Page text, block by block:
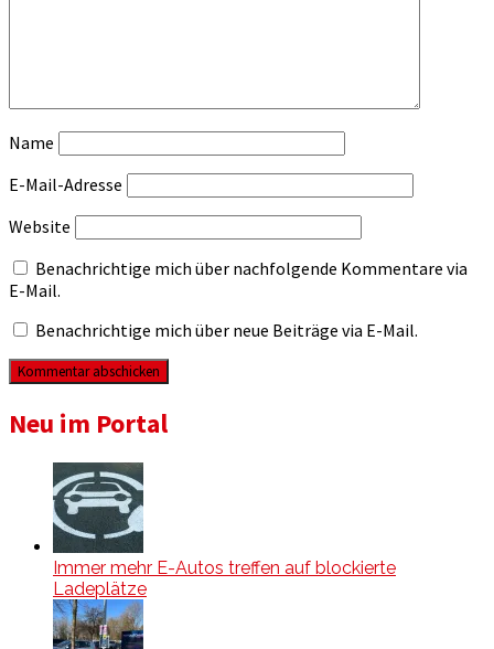
Name
E-Mail-Adresse
Website
Benachrichtige mich über nachfolgende Kommentare via
E-Mail.
Benachrichtige mich über neue Beiträge via E-Mail.
Neu im Portal
Immer mehr E-Autos treffen auf blockierte
Ladeplätze